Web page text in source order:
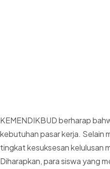
KEMENDIKBUD berharap
kebutuhan pasar kerja. Selain
tingkat kesuksesan kelulusan
Diharapkan, para siswa yang